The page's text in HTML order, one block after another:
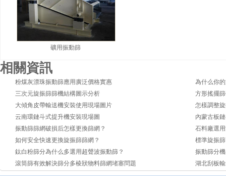
礦用振動篩
相關資訊
粉煤灰漂珠振動篩應用廣泛價格實惠
為什么你
三次元旋振篩篩機結構圖示分析
方形搖擺
大傾角皮帶輸送機安裝使用現場圖片
怎樣調整
云南環鏈斗式提升機安裝現場圖
內蒙古板
振動篩篩網破損后怎樣更換篩網？
石料廠選
如何安全快速更換旋振篩篩網？
標準旋振
鈦白粉篩分為什么多選用超聲波振動篩？
振動篩分
滾筒篩有效解決篩分多棱狀物料篩網堵塞問題
湖北刮板